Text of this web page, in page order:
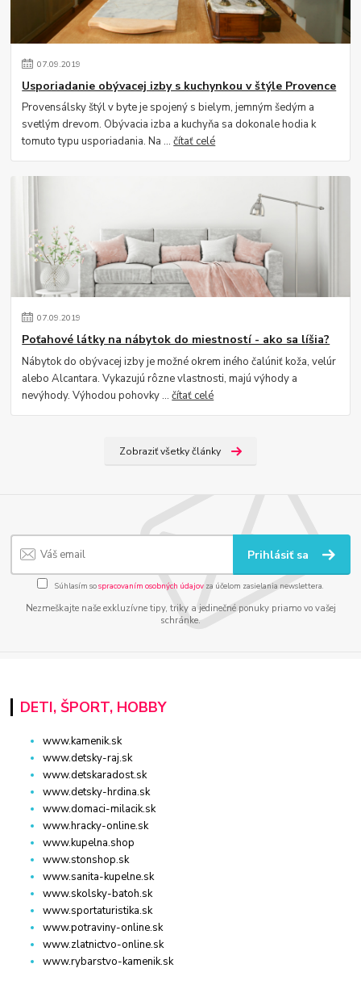
07.09.2019
Usporiadanie obývacej izby s kuchynkou v štýle Provence
Provensálsky štýl v byte je spojený s bielym, jemným šedým a
svetlým drevom. Obývacia izba a kuchyňa sa dokonale hodia k
tomuto typu usporiadania. Na ...čítať celé
07.09.2019
Poťahové látky na nábytok do miestností - ako sa líšia?
Nábytok do obývacej izby je možné okrem iného čalúniť koža, velúr
alebo Alcantara. Vykazujú rôzne vlastnosti, majú výhody a
nevýhody. Výhodou pohovky ...čítať celé
Zobraziť všetky články
Prihlásiť sa
Súhlasím sospracovaním osobných údajov za účelom zasielania newslettera.
Nezmeškajte naše exkluzívne tipy, triky a jedinečné ponuky priamo vo vašej
schránke.
DETI, ŠPORT, HOBBY
www.kamenik.sk
www.detsky-raj.sk
www.detskaradost.sk
www.detsky-hrdina.sk
www.domaci-milacik.sk
www.hracky-online.sk
www.kupelna.shop
www.stonshop.sk
www.sanita-kupelne.sk
www.skolsky-batoh.sk
www.sportaturistika.sk
www.potraviny-online.sk
www.zlatnictvo-online.sk
www.rybarstvo-kamenik.sk